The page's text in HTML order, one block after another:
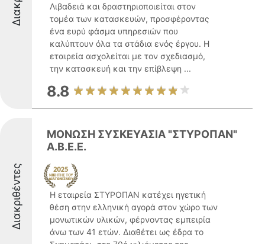
Λιβαδειά και δραστηριοποιείται στον
τομέα των κατασκευών, προσφέροντας
ένα ευρύ φάσμα υπηρεσιών που
καλύπτουν όλα τα στάδια ενός έργου. Η
εταιρεία ασχολείται με τον σχεδιασμό,
την κατασκευή και την επίβλεψη ...
8.8
Διακριθέντες
ΜΟΝΩΣΗ ΣΥΣΚΕΥΑΣΙΑ "ΣΤΥΡΟΠΑΝ"
Α.Β.Ε.Ε.
Η εταιρεία ΣΤΥΡΟΠΑΝ κατέχει ηγετική
θέση στην ελληνική αγορά στον χώρο των
μονωτικών υλικών, φέρνοντας εμπειρία
άνω των 41 ετών. Διαθέτει ως έδρα το